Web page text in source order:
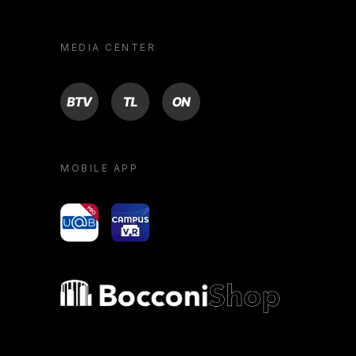
MEDIA CENTER
BTV TL ON
MOBILE APP
yoU@B Campus VR
Bocconi shop